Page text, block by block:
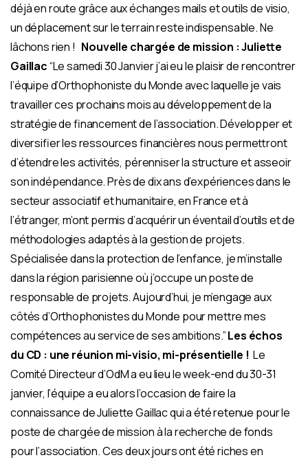
déjà en route grâce aux échanges mails et outils de visio,
un déplacement sur le terrain reste indispensable. Ne
lâchons rien ! Nouvelle chargée de mission : Juliette
Gaillac“Le samedi 30 Janvier j’ai eu le plaisir de rencontrer
l’équipe d’Orthophoniste du Monde avec laquelle je vais
travailler ces prochains mois au développement de la
stratégie de financement de l’association. Développer et
diversifier les ressources financières nous permettront
d’étendre les activités, pérenniser la structure et asseoir
son indépendance. Près de dix ans d’expériences dans le
secteur associatif et humanitaire, en France et à
l’étranger, m’ont permis d’acquérir un éventail d’outils et de
méthodologies adaptés à la gestion de projets.
Spécialisée dans la protection de l’enfance, je m’installe
dans la région parisienne où j’occupe un poste de
responsable de projets. Aujourd’hui, je m’engage aux
côtés d’Orthophonistes du Monde pour mettre mes
compétences au service de ses ambitions.”Les échos
du CD : une réunion mi-visio, mi-présentielle ! Le
Comité Directeur d’OdM a eu lieu le week-end du 30-31
janvier, l’équipe a eu alors l’occasion de faire la
connaissance de Juliette Gaillac qui a été retenue pour le
poste de chargée de mission à la recherche de fonds
pour l’association. Ces deux jours ont été riches en